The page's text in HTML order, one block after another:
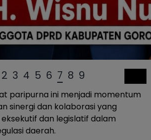
2 3 4 5 6 7 8 9
paripurna ini menjadi momentum
sinergi dan kolaborasi yang
dan legislatif dalam
daerah.